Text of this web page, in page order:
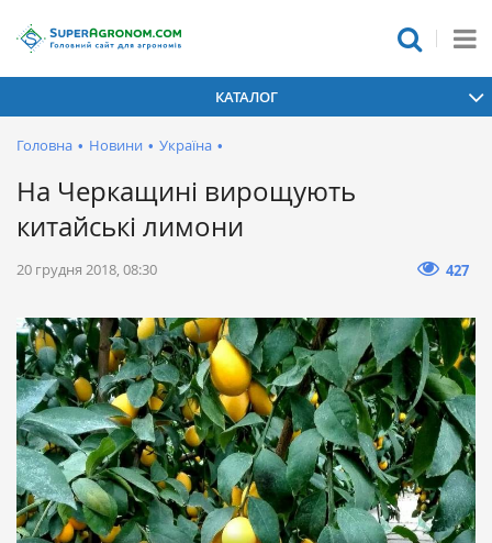
КАТАЛОГ
Головна • Новини • Україна •
На Черкащині вирощують
китайські лимони
20 грудня 2018, 08:30 427